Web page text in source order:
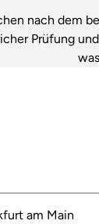
nach dem
Prüfung
am Main